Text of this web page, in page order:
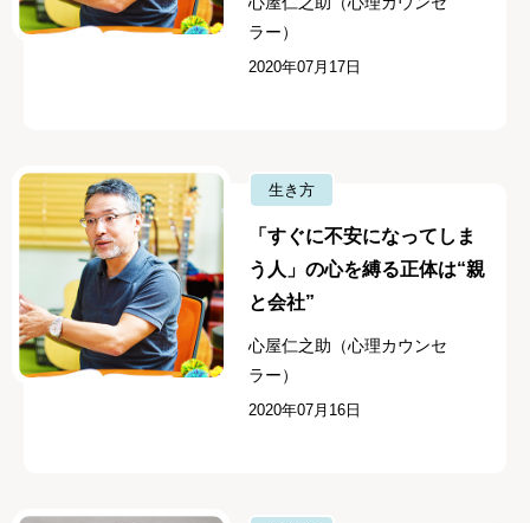
ラー）
2020年07月17日
生き方
「すぐに不安になってしま
う人」の心を縛る正体は“親
と会社”
心屋仁之助（心理カウンセ
ラー）
2020年07月16日